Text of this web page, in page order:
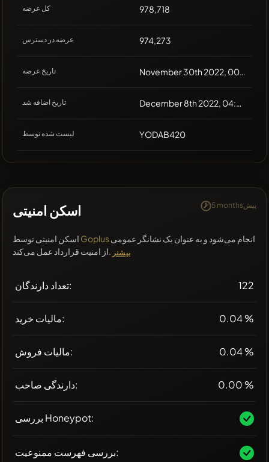
کل عرضه 978,718
عرضه در دسترس 974,273
تاریخ عرضه November 30th 2022, 00:00
تاریخ اضافه شد December 8th 2022, 04:30
لیست شده توسط YODAB420
اسکن امنیتی 5 monthsپیش
Goplus
از امنیت قرارداد عمل می‌کند. بیشتر
تعداد دارندگان: 122
مالیات خرید: 0.04 %
مالیات فروش: 0.04 %
دارندگی صاحب: 0.00 %
بررسی Honeypot:
بررسی فهرست ممنوعیت: